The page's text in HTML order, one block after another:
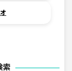
索